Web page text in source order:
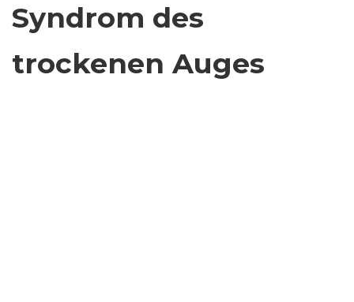
Syndrom des
trockenen Auges